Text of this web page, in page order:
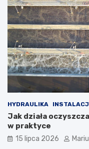
HYDRAULIKA
Jak działa
w praktyce
15 lipca 2026